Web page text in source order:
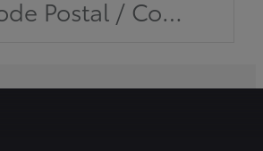
Postal / Concession